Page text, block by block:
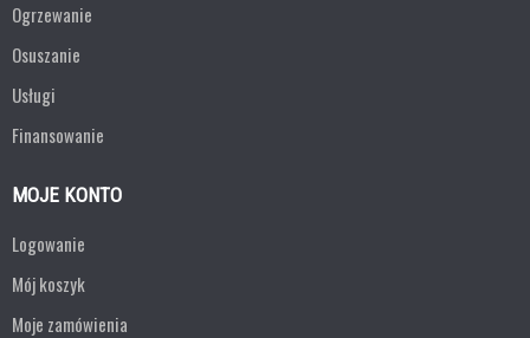
Ogrzewanie
Osuszanie
Usługi
Finansowanie
MOJE KONTO
Logowanie
Mój koszyk
Moje zamówienia